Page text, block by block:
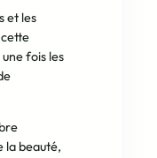
et les
fois les
la beauté,